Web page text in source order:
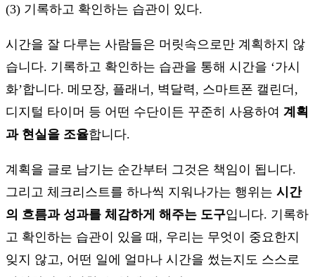
(3) 기록하고 확인하는 습관이 있다.
시간을 잘 다루는 사람들은 머릿속으로만 계획하지 않
습니다. 기록하고 확인하는 습관을 통해 시간을 ‘가시
화’합니다. 메모장, 플래너, 벽달력, 스마트폰 캘린더,
디지털 타이머 등 어떤 수단이든 꾸준히 사용하여 계획
과 현실을 조율합니다.
계획을 글로 남기는 순간부터 그것은 책임이 됩니다.
그리고 체크리스트를 하나씩 지워나가는 행위는 시간
의 흐름과 성과를 체감하게 해주는 도구입니다. 기록하
고 확인하는 습관이 있을 때, 우리는 무엇이 중요한지
잊지 않고, 어떤 일에 얼마나 시간을 썼는지도 스스로